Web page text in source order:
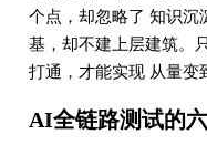
个点，却忽略了 知识沉
基，却不建上层建筑。
打通，才能实现 从量变
AI全链路测试的